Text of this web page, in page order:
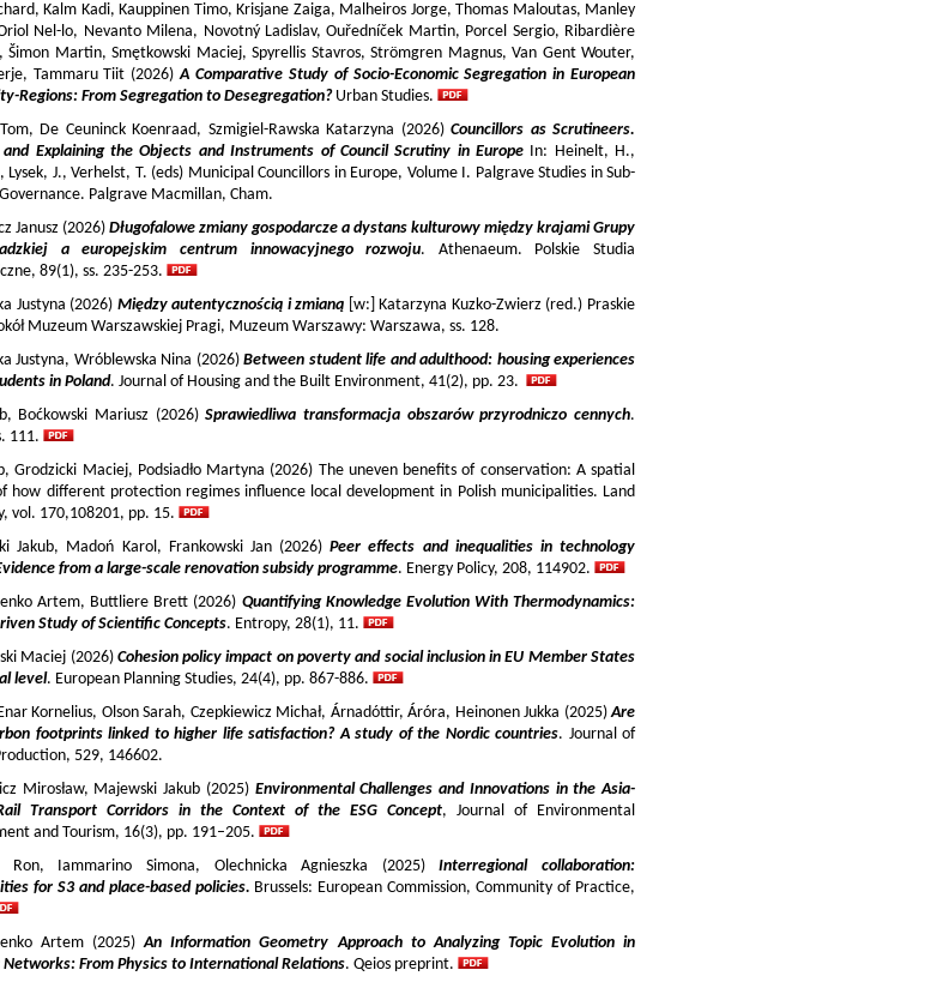
Kalm Kadi, Kauppinen Timo, Krisjane Zaiga, Malheiros Jorge, Thomas Maloutas, Manley
Nel-lo, Nevanto Milena, Novotný Ladislav, Ouředníček Martin, Porcel Sergio, Ribardière
Šimon Martin, Smętkowski Maciej, Spyrellis Stavros, Strömgren Magnus, Van Gent Wouter,
Tammaru Tiit (2026)A Comparative Study of Socio-Economic Segregation in European
Regions: From Segregation to Desegregation?Urban Studies.
De Ceuninck Koenraad, Szmigiel-Rawska Katarzyna (2026) Councillors as Scrutineers.
Explaining the Objects and Instruments of Council Scrutiny in EuropeIn: Heinelt, H.,
Lysek, J., Verhelst, T. (eds) Municipal Councillors in Europe, Volume I. Palgrave Studies in Sub-
Palgrave Macmillan, Cham.
Janusz (2026)Długofalowe zmiany gospodarcze a dystans kulturowy między krajami Grupy
a europejskim centrum innowacyjnego rozwoju. Athenaeum. Polskie Studia
89(1), ss. 235-253.
Justyna (2026) Między autentycznością i zmianą [w:] Katarzyna Kuzko-Zwierz (red.) Praskie
Muzeum Warszawskiej Pragi, Muzeum Warszawy: Warszawa, ss. 128.
Justyna, Wróblewska Nina (2026)Between student life and adulthood: housing experiences
in Poland. Journal of Housing and the Built Environment, 41(2), pp. 23.
Boćkowski Mariusz (2026)Sprawiedliwa transformacja obszarów przyrodniczo cennych.
111.
Grodzicki Maciej, Podsiadło Martyna (2026) The uneven benefits of conservation: A spatial
how different protection regimes influence local development in Polish municipalities. Land
vol. 170,108201, pp. 15.
Jakub, Madoń Karol, Frankowski Jan (2026)Peer effects and inequalities in technology
from a large-scale renovation subsidy programme. Energy Policy, 208, 114902.
Artem, Buttliere Brett (2026) Quantifying Knowledge Evolution With Thermodynamics:
Study of Scientific Concepts. Entropy, 28(1), 11.
Maciej (2026)Cohesion policy impact on poverty and social inclusion in EU Member States
level. European Planning Studies, 24(4), pp. 867-886.
Kornelius, Olson Sarah, Czepkiewicz Michał, Árnadóttir, Áróra, Heinonen Jukka (2025)Are
footprints linked to higher life satisfaction? A study of the Nordic countries. Journal of
529, 146602.
Mirosław, Majewski Jakub (2025) Environmental Challenges and Innovations in the Asia-
Transport Corridors in the Context of the ESG Concept, Journal of Environmental
and Tourism, 16(3), pp. 191–205.
Ron, Iammarino Simona, Olechnicka Agnieszka (2025)Interregional collaboration:
for S3 and place-based policies. Brussels: European Commission, Community of Practice,
Artem (2025)An Information Geometry Approach to Analyzing Topic Evolution in
From Physics to International Relations. Qeios preprint.